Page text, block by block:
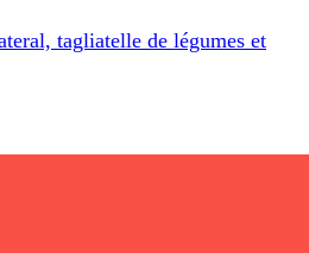
tagliatelle de légumes et